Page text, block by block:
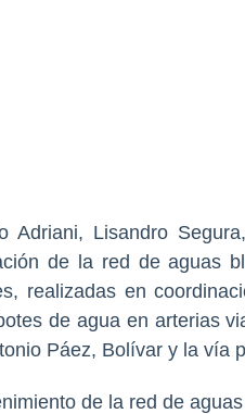
Adriani, Lisandro
de la red de aguas
realizadas en
de agua en arterias
Páez, Bolívar y la vía
de la red de